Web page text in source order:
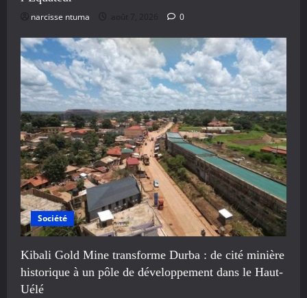
narcisse ntuma août 7, 2026 0
Société
Kibali Gold Mine transforme Durba : de cité minière
historique à un pôle de développement dans le Haut-
Uélé